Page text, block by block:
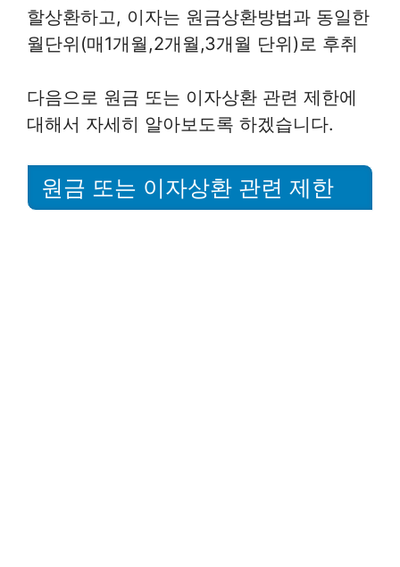
할상환하고, 이자는 원금상환방법과 동일한
월단위(매1개월,2개월,3개월 단위)로 후취
다음으로 원금 또는 이자상환 관련 제한에
대해서 자세히 알아보도록 하겠습니다.
원금 또는 이자상환 관련 제한